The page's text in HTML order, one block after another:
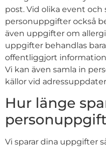
post. Vid olika event och
personuppgifter också
även uppgifter om
uppgifter behandlas
offentliggjort
Vi kan även samla in
källor vid
Hur länge
Vi sparar dina uppgifter